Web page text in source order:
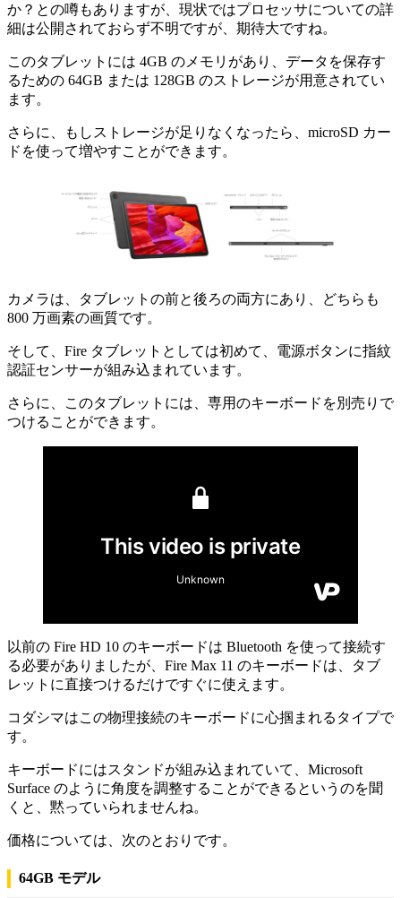
か？との噂もありますが、現状ではプロセッサについての詳
細は公開されておらず不明ですが、期待大ですね。
このタブレットには 4GB のメモリがあり、データを保存す
るための 64GB または 128GB のストレージが用意されてい
ます。
さらに、もしストレージが足りなくなったら、microSD カー
ドを使って増やすことができます。
カメラは、タブレットの前と後ろの両方にあり、どちらも
800 万画素の画質です。
そして、Fire タブレットとしては初めて、電源ボタンに指紋
認証センサーが組み込まれています。
さらに、このタブレットには、専用のキーボードを別売りで
つけることができます。
以前の Fire HD 10 のキーボードは Bluetooth を使って接続す
る必要がありましたが、Fire Max 11 のキーボードは、タブ
レットに直接つけるだけですぐに使えます。
コダシマはこの物理接続のキーボードに心掴まれるタイプで
す。
キーボードにはスタンドが組み込まれていて、Microsoft
Surface のように角度を調整することができるというのを聞
くと、黙っていられませんね。
価格については、次のとおりです。
64GB モデル